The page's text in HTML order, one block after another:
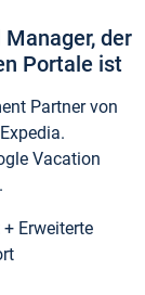
der
Portale ist
Partner von
Vacation
Erweiterte